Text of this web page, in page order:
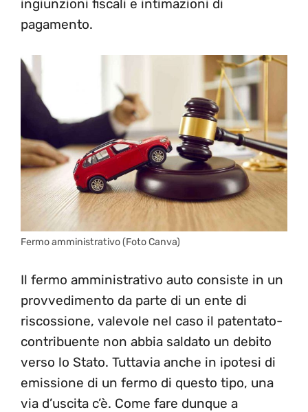
ingiunzioni fiscali e intimazioni di
pagamento.
Fermo amministrativo (Foto Canva)
Il fermo amministrativo auto consiste in un
provvedimento da parte di un ente di
riscossione, valevole nel caso il patentato-
contribuente non abbia saldato un debito
verso lo Stato. Tuttavia anche in ipotesi di
emissione di un fermo di questo tipo, una
via d’uscita c’è. Come fare dunque a